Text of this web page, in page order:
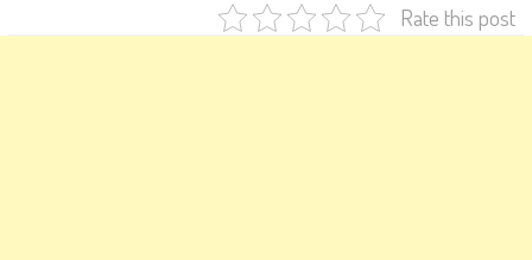
Rate this post